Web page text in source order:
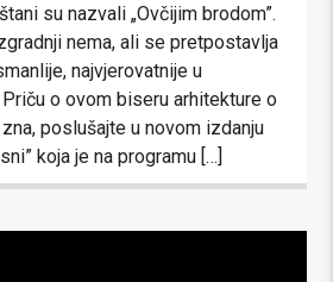
su nazvali „Ovčijim brodom”.
nema, ali se pretpostavlja
najvjerovatnije u
o ovom biseru arhitekture o
poslušajte u novom izdanju
koja je na programu […]